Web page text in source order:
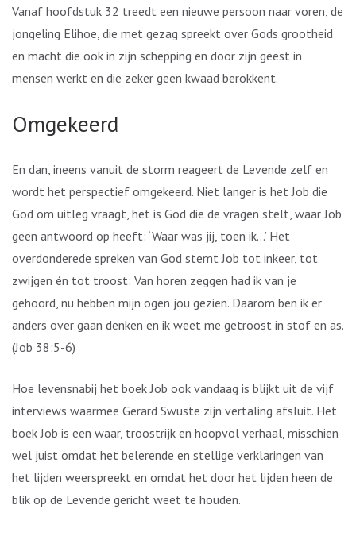
Vanaf hoofdstuk 32 treedt een nieuwe persoon naar voren, de
jongeling Elihoe, die met gezag spreekt over Gods grootheid
en macht die ook in zijn schepping en door zijn geest in
mensen werkt en die zeker geen kwaad berokkent.
Omgekeerd
En dan, ineens vanuit de storm reageert de Levende zelf en
wordt het perspectief omgekeerd. Niet langer is het Job die
God om uitleg vraagt, het is God die de vragen stelt, waar Job
geen antwoord op heeft: ‘Waar was jij, toen ik…’ Het
overdonderede spreken van God stemt Job tot inkeer, tot
zwijgen én tot troost: Van horen zeggen had ik van je
gehoord, nu hebben mijn ogen jou gezien. Daarom ben ik er
anders over gaan denken en ik weet me getroost in stof en as.
(Job 38:5-6)
Hoe levensnabij het boek Job ook vandaag is blijkt uit de vijf
interviews waarmee Gerard Swüste zijn vertaling afsluit. Het
boek Job is een waar, troostrijk en hoopvol verhaal, misschien
wel juist omdat het belerende en stellige verklaringen van
het lijden weerspreekt en omdat het door het lijden heen de
blik op de Levende gericht weet te houden.